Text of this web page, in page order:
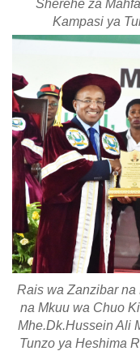
Sherehe za
Kampasi ya
Rais wa Zanzibar
na Mkuu wa Chuo
Mhe.Dk.Hussein Ali
Tunzo ya Heshima